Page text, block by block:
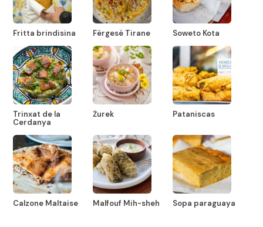
Fritta brindisina Fërgesë Tirane Soweto Kota
Trinxat de la
Cerdanya
Żurek Pataniscas
Calzone Maltaise Malfouf Mih-sheh Sopa paraguaya